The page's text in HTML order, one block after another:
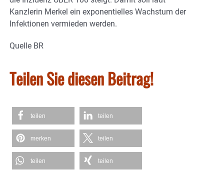
Kanzlerin Merkel ein exponentielles Wachstum der
Infektionen vermieden werden.
Quelle BR
Teilen Sie diesen Beitrag!
teilen teilen
merken teilen
teilen teilen